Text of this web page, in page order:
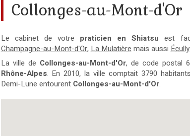
Collonges-au-Mont-d'Or
Le cabinet de votre praticien en Shiatsu est
Champagne-au-Mont-d'Or,La Mulatièremais aussiÉcully
La ville de Collonges-au-Mont-d'Or, de code postal
Rhône-Alpes. En 2010, la ville comptait 3790
Demi-Lune entourent Collonges-au-Mont-d'Or.